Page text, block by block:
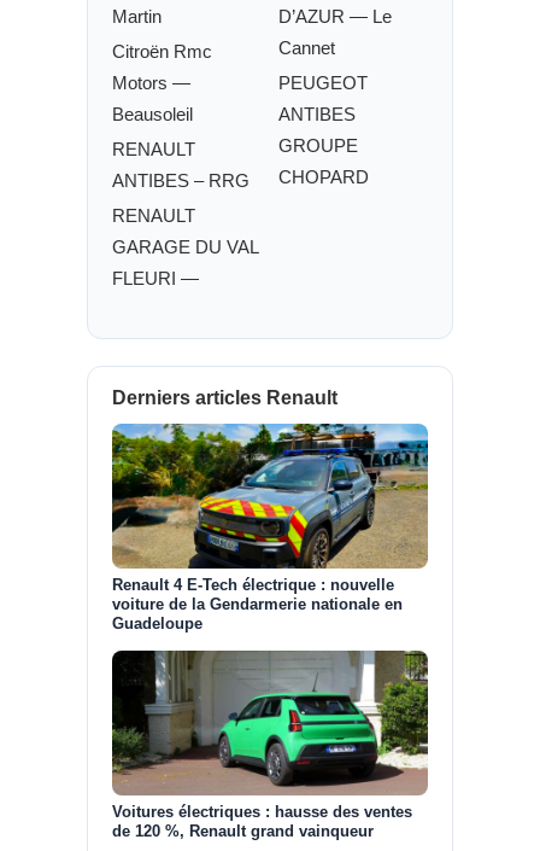
Martin
Citroën Rmc
Motors —
Beausoleil
RENAULT
ANTIBES – RRG
RENAULT
GARAGE DU VAL
FLEURI —
D’AZUR — Le
Cannet
PEUGEOT
ANTIBES
GROUPE
CHOPARD
Derniers articles Renault
Renault 4 E-Tech électrique : nouvelle
voiture de la Gendarmerie nationale en
Guadeloupe
Voitures électriques : hausse des ventes
de 120 %, Renault grand vainqueur